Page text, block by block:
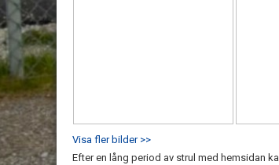
Visa fler bilder >>
Efter en lång period av strul med hemsidan